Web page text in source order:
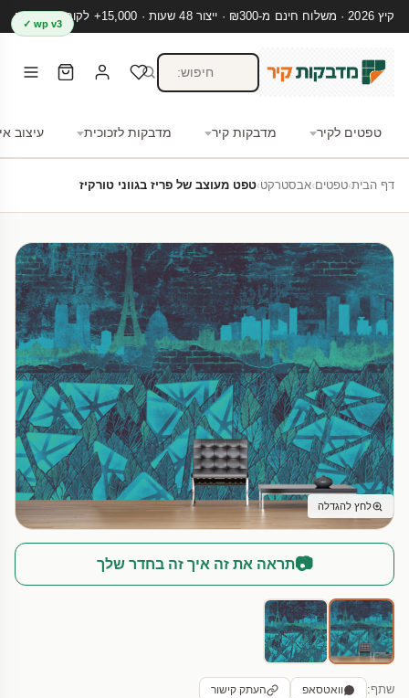
קיץ 2026 · משלוח חינם מ-₪300 · ייצור 48 שעות · 15,000+ לקוחות מרוצים
טפטים לקיר מדבקות קיר מדבקות לזכוכית עיצוב
wp v3 ✓
דף הבית›טפטים›אבסטרקט›טפט מעוצב של פריז בגווני טורקיז
לחץ להגדלה
📷תראה את זה איך זה בחדר שלך
שתף: וואטסאפ העתק קישור